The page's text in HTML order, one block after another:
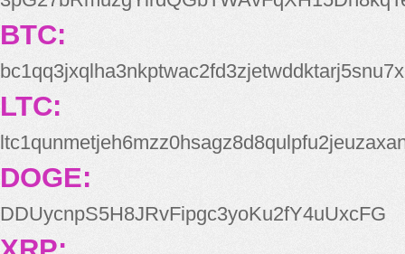
BTC:
bc1qq3jxqlha3nkptwac2fd3zjetwddktarj5snu7x
LTC:
DOGE:
DDUycnpS5H8JRvFipgc3yoKu2fY4uUxcFG